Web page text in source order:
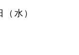
水）